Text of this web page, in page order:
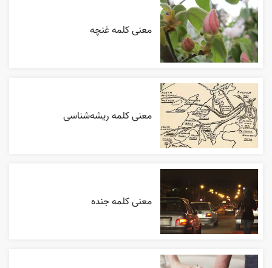
معنی کلمه غنچه
معنی کلمه ریشه‌شناسی
معنی کلمه جنده